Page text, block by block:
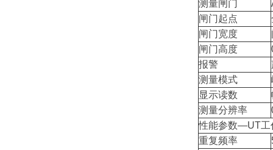
测量闸门
闸门起点
闸门宽度
闸门高度
报警
测量模式
显示读数
测量分辨率
性能参数—UT工
重复频率